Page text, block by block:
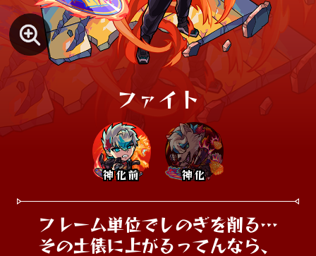
ファイト
神化前 神化
フレーム単位でしのぎを削る…
その土俵に上がるってんなら、